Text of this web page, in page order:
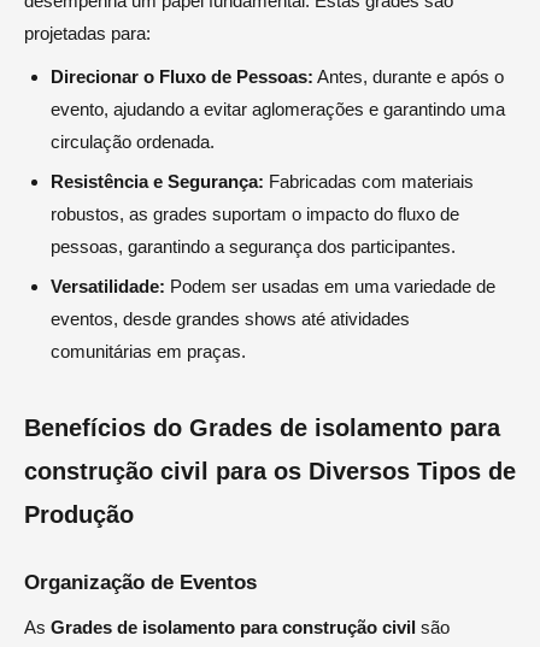
projetadas para:
Direcionar o Fluxo de Pessoas: Antes, durante e após o
evento, ajudando a evitar aglomerações e garantindo uma
circulação ordenada.
Resistência e Segurança: Fabricadas com materiais
robustos, as grades suportam o impacto do fluxo de
pessoas, garantindo a segurança dos participantes.
Versatilidade: Podem ser usadas em uma variedade de
eventos, desde grandes shows até atividades
comunitárias em praças.
Benefícios do Grades de isolamento para
construção civil para os Diversos Tipos de
Produção
Organização de Eventos
As Grades de isolamento para construção civil são